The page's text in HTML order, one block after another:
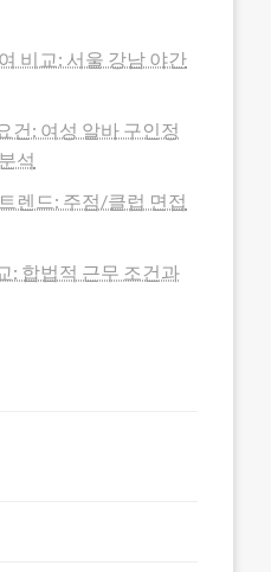
비교: 서울 강남 야간
건: 여성 알바 구인정
석
렌드: 주점/클럽 면접
: 합법적 근무 조건과